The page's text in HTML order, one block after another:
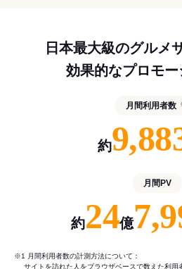
日本最大級のグルメ
効果的なプロモー
月間利用者数
約
月間PV
約24億
※1 月間利用者数の計測方法について：
サイトを訪れた人をブラウザベースで数えた利